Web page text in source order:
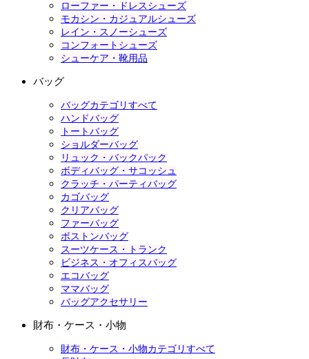
ローファー・ドレスシューズ
モカシン・カジュアルシューズ
レイン・スノーシューズ
コンフォートシューズ
シューケア・靴用品
バッグ
バッグカテゴリすべて
ハンドバッグ
トートバッグ
ショルダーバッグ
リュック・バックパック
ボディバッグ・サコッシュ
クラッチ・パーティバッグ
カゴバッグ
クリアバッグ
ファーバッグ
ボストンバッグ
スーツケース・トランク
ビジネス・オフィスバッグ
エコバッグ
ママバッグ
バッグアクセサリー
財布・ケース・小物
財布・ケース・小物カテゴリすべて